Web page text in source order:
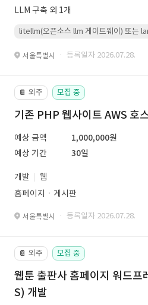
LLM 구축 외 1개
litellm(오픈소스 llm 게이트웨이) 또는
서울특별시 · 등록일자 2026.07.28.
📔 외주 모집 중
기존 PHP 웹사이트 AWS 호
예상 금액
1,000,000원
예상 기간
30일
개발
웹
홈페이지ㆍ게시판
서울특별시 · 등록일자 2026.07.28.
📔 외주 모집 중
웹툰 출판사 홈페이지 워드프
S) 개발